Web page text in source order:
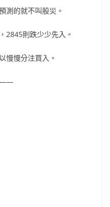
測的就不叫股災。
2845則跌少少先入。
慢慢分注買入。